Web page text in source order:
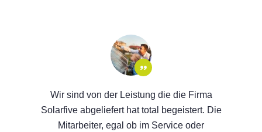
Wir sind von der Leistung die die Firma
Solarfive abgeliefert hat total begeistert. Die
Mitarbeiter, egal ob im Service oder